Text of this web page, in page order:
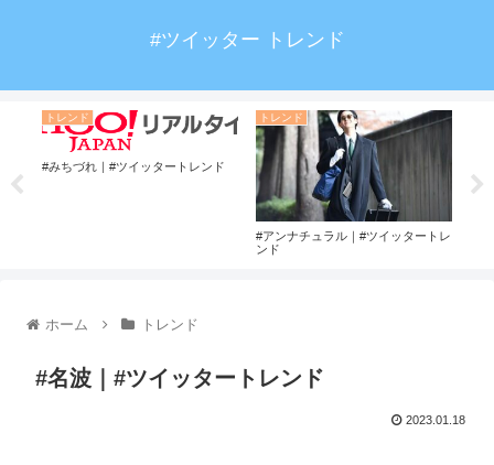
#ツイッター トレンド
トレンド
#みちづれ｜#ツイッタートレンド
トレンド
#アンナチュラル｜#ツイッタートレ
ンド
ホーム トレンド
#名波｜#ツイッタートレンド
2023.01.18